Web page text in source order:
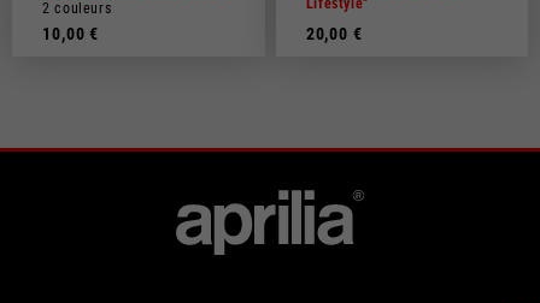
2 couleurs
10,00 € 20,00 €